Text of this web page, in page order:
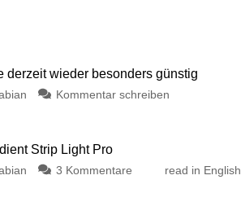
derzeit wieder besonders günstig
Kommentar schreiben
Strip Light Pro
3 Kommentare read in English